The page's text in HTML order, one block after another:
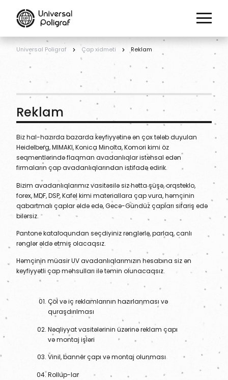
Universal Poligraf Çap xidməti Reklam
Reklam
Biz hal-hazırda bazarda keyfiyyətinə ən çox tələb duyulan
Heidelberg, MIMAKI, Konica Minolta, Komori kimi öz
seqmentlərində flaqman avadanlıqlar istehsal edən
firmaların çap avadanlıqlarından istifadə edirik.
Bizim avadanlıqlarımız vasitəsilə siz hətta şüşə, orqsteklo,
forex, MDF, DSP, Kafel kimi materiallara çap vura, həmçinin
qabartmalı çaplar əldə edə, Gecə-Gündüz çapları sifariş edə
bilərsiz.
Pantone kataloqundan seçdiyiniz rənglərlə, parlaq, canlı
rənglər əldə etmiş olacaqsız.
Həmçinin müasir UV avadanlıqlarımızın hesabına siz ən
keyfiyyətli çap məhsulları ilə təmin olunacaqsız.
Çöl və iç reklamlarının hazırlanması və
quraşdırılması
Nəqliyyat vasitələrinin üzərinə reklam çapı
və montaj işləri
Vinil, banner çapı və montaj olunması
Rollup-lar